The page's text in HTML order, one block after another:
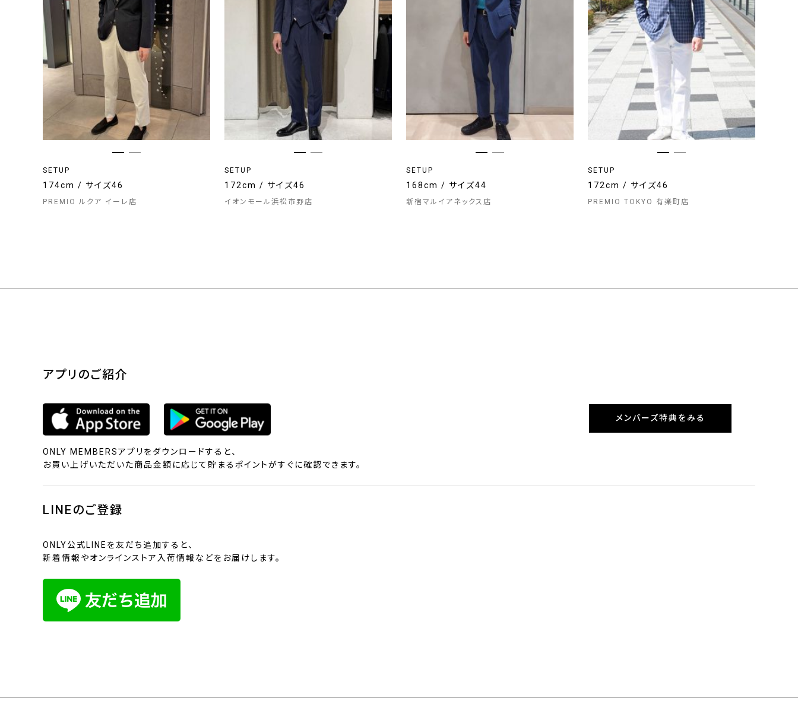
SETUP
174cm / サイズ46
PREMIO ルクア イーレ店
SETUP
172cm / サイズ46
イオンモール浜松市野店
SETUP
168cm / サイズ44
新宿マルイアネックス店
SETUP
172cm / サイズ46
PREMIO TOKYO 有楽町店
アプリのご紹介
ONLY MEMBERSアプリをダウンロードすると、
お買い上げいただいた商品金額に応じて貯まるポイントがすぐに確認できます。
メンバーズ特典をみる
LINEのご登録
ONLY公式LINEを友だち追加すると、
新着情報やオンラインストア入荷情報などをお届けします。